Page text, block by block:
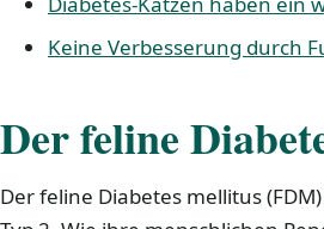
Keine Verbesserung durch
Der feline
Der feline Diabetes mellitus